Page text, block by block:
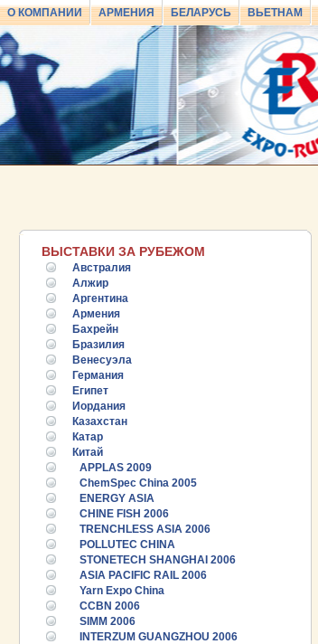
О КОМПАНИИ АРМЕНИЯ БЕЛАРУСЬ ВЬЕТНАМ
ВЫСТАВКИ ЗА РУБЕЖОМ
Австралия
Алжир
Аргентина
Армения
Бахрейн
Бразилия
Венесуэла
Германия
Египет
Иордания
Казахстан
Катар
Китай
APPLAS 2009
ChemSpec China 2005
ENERGY ASIA
CHINE FISH 2006
TRENCHLESS ASIA 2006
POLLUTEC CHINA
STONETECH SHANGHAI 2006
ASIA PACIFIC RAIL 2006
Yarn Expo China
CCBN 2006
SIMM 2006
INTERZUM GUANGZHOU 2006